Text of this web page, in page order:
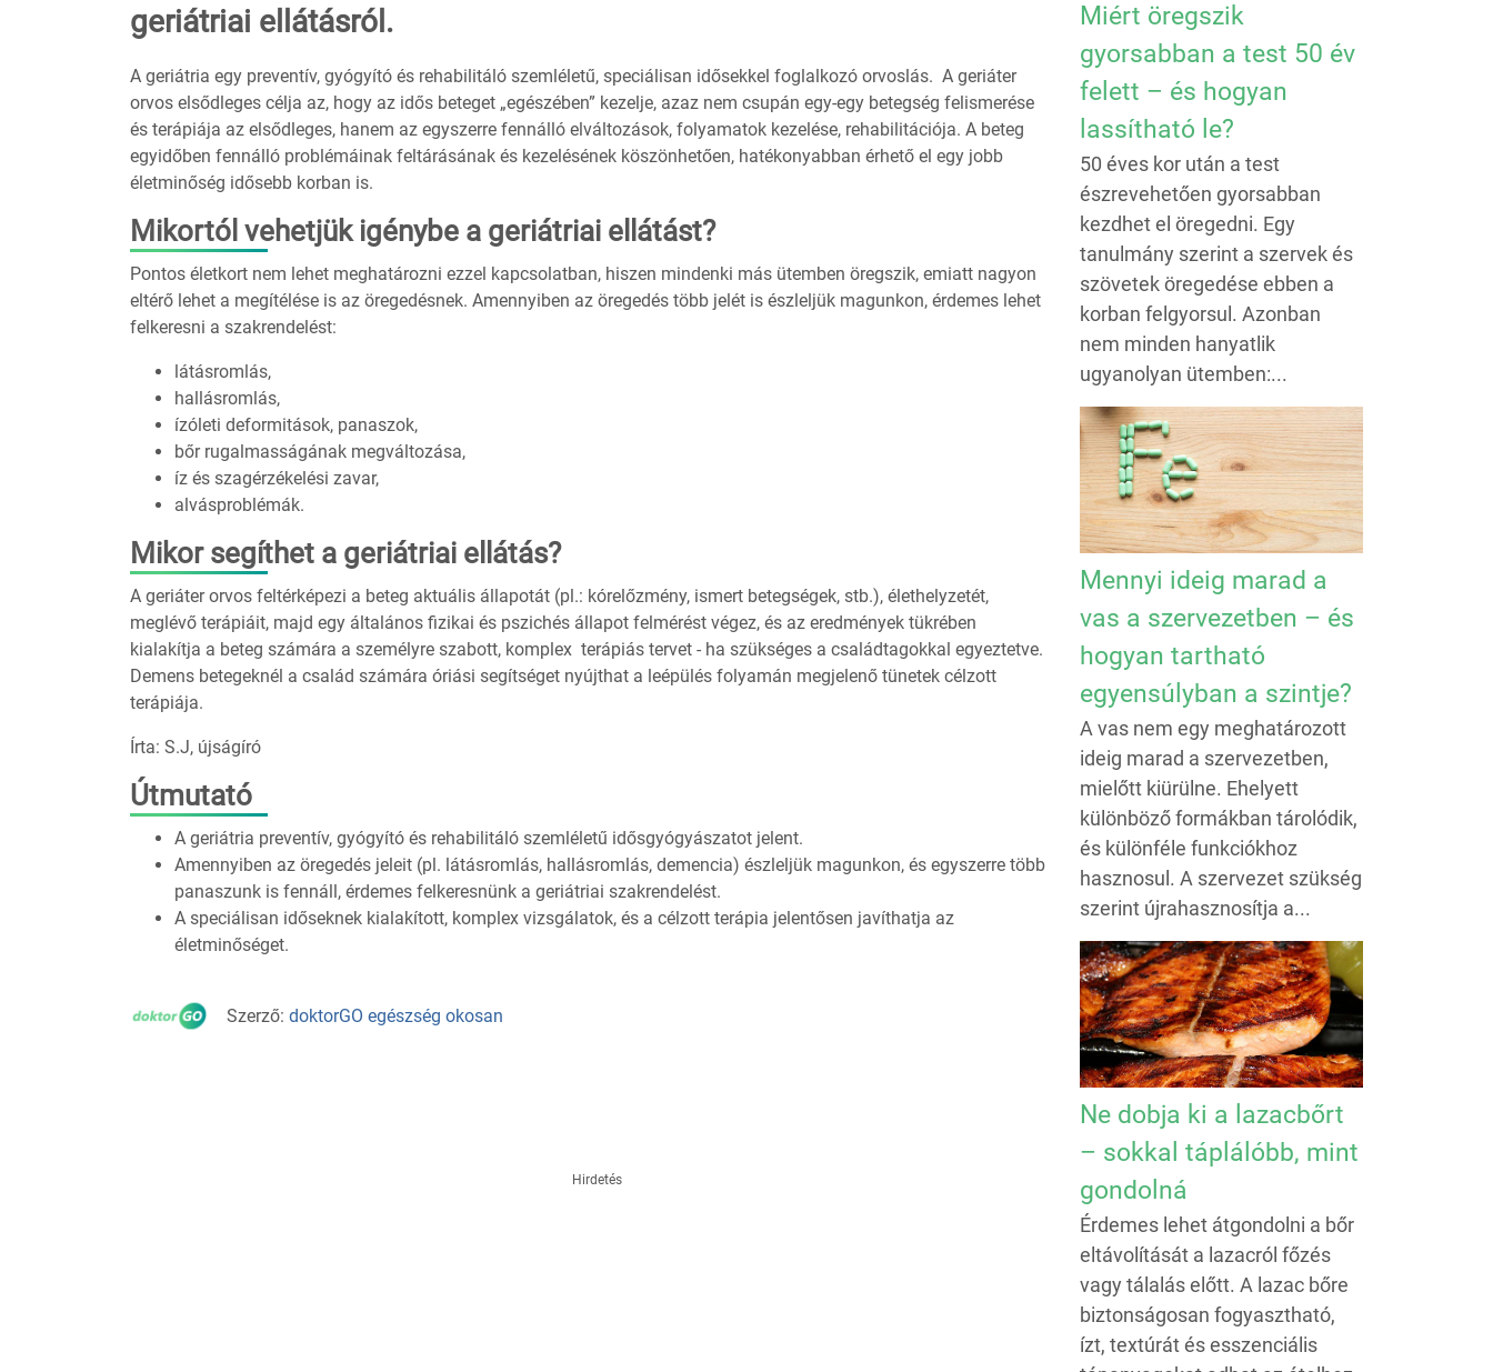
geriátriai ellátásról.
A geriátria egy preventív, gyógyító és rehabilitáló szemléletű, speciálisan idősekkel foglalkozó orvoslás. A geriáter
orvos elsődleges célja az, hogy az idős beteget „egészében” kezelje, azaz nem csupán egy-egy betegség felismerése
és terápiája az elsődleges, hanem az egyszerre fennálló elváltozások, folyamatok kezelése, rehabilitációja. A beteg
egyidőben fennálló problémáinak feltárásának és kezelésének köszönhetően, hatékonyabban érhető el egy jobb
életminőség idősebb korban is.
Mikortól vehetjük igénybe a geriátriai ellátást?
Pontos életkort nem lehet meghatározni ezzel kapcsolatban, hiszen mindenki más ütemben öregszik, emiatt nagyon
eltérő lehet a megítélése is az öregedésnek. Amennyiben az öregedés több jelét is észleljük magunkon, érdemes lehet
felkeresni a szakrendelést:
látásromlás,
hallásromlás,
ízóleti deformitások, panaszok,
bőr rugalmasságának megváltozása,
íz és szagérzékelési zavar,
alvásproblémák.
Mikor segíthet a geriátriai ellátás?
A geriáter orvos feltérképezi a beteg aktuális állapotát (pl.: kórelőzmény, ismert betegségek, stb.), élethelyzetét,
meglévő terápiáit, majd egy általános fizikai és pszichés állapot felmérést végez, és az eredmények tükrében
kialakítja a beteg számára a személyre szabott, komplex terápiás tervet - ha szükséges a családtagokkal egyeztetve.
Demens betegeknél a család számára óriási segítséget nyújthat a leépülés folyamán megjelenő tünetek célzott
terápiája.
Írta: S.J, újságíró
Útmutató
A geriátria preventív, gyógyító és rehabilitáló szemléletű idősgyógyászatot jelent.
Amennyiben az öregedés jeleit (pl. látásromlás, hallásromlás, demencia) észleljük magunkon, és egyszerre több
panaszunk is fennáll, érdemes felkeresnünk a geriátriai szakrendelést.
A speciálisan időseknek kialakított, komplex vizsgálatok, és a célzott terápia jelentősen javíthatja az
életminőséget.
Szerző: doktorGO egészség okosan
Hirdetés
Miért öregszik
gyorsabban a test 50 év
felett – és hogyan
lassítható le?
50 éves kor után a test
észrevehetően gyorsabban
kezdhet el öregedni. Egy
tanulmány szerint a szervek és
szövetek öregedése ebben a
korban felgyorsul. Azonban
nem minden hanyatlik
ugyanolyan ütemben:...
Mennyi ideig marad a
vas a szervezetben – és
hogyan tartható
egyensúlyban a szintje?
A vas nem egy meghatározott
ideig marad a szervezetben,
mielőtt kiürülne. Ehelyett
különböző formákban tárolódik,
és különféle funkciókhoz
hasznosul. A szervezet szükség
szerint újrahasznosítja a...
Ne dobja ki a lazacbőrt
– sokkal táplálóbb, mint
gondolná
Érdemes lehet átgondolni a bőr
eltávolítását a lazacról főzés
vagy tálalás előtt. A lazac bőre
biztonságosan fogyasztható,
ízt, textúrát és esszenciális